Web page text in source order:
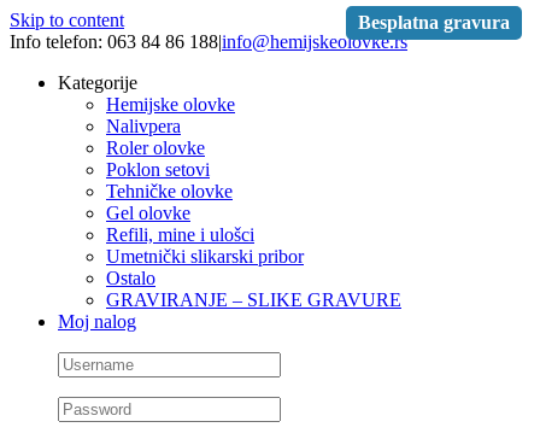
Skip to content
Info telefon: 063 84 86 188|info@hemijskeolovke.rs
Kategorije
Hemijske olovke
Nalivpera
Roler olovke
Poklon setovi
Tehničke olovke
Gel olovke
Refili, mine i ulošci
Umetnički slikarski pribor
Ostalo
GRAVIRANJE – SLIKE GRAVURE
Moj nalog
Besplatna gravura